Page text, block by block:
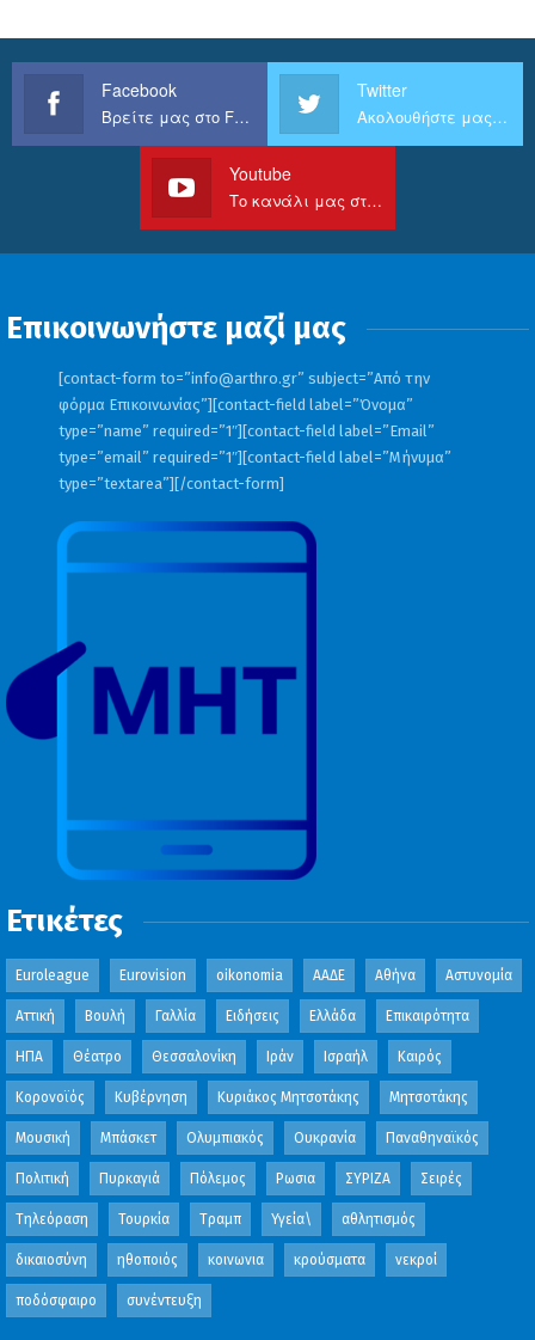
Facebook
Βρείτε μας στο Facebook
Twitter
Ακολουθήστε μας στο Twitter
Youtube
Το κανάλι μας στο Youtube
Επικοινωνήστε μαζί μας
[contact-form to=”info@arthro.gr” subject=”Από την
φόρμα Επικοινωνίας”][contact-field label=”Όνομα”
type=”name” required=”1″][contact-field label=”Email”
type=”email” required=”1″][contact-field label=”Μήνυμα”
type=”textarea”][/contact-form]
Ετικέτες
Euroleague Eurovision oikonomia ΑΑΔΕ Αθήνα Αστυνομία
Αττική Βουλή Γαλλία Ειδήσεις Ελλάδα Επικαιρότητα
ΗΠΑ Θέατρο Θεσσαλονίκη Ιράν Ισραήλ Καιρός
Κορονοϊός Κυβέρνηση Κυριάκος Μητσοτάκης Μητσοτάκης
Μουσική Μπάσκετ Ολυμπιακός Ουκρανία Παναθηναϊκός
Πολιτική Πυρκαγιά Πόλεμος Ρωσια ΣΥΡΙΖΑ Σειρές
Τηλεόραση Τουρκία Τραμπ Υγεία\ αθλητισμός
δικαιοσύνη ηθοποιός κοινωνια κρούσματα νεκροί
ποδόσφαιρο συνέντευξη